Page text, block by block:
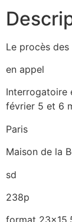
Le procès
en appel
Interrogatoire
février 5 et 6
Paris
Maison de la
sd
238p